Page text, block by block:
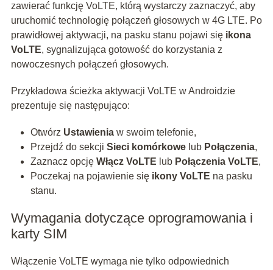
zawierać funkcję VoLTE, którą wystarczy zaznaczyć, aby
uruchomić technologię połączeń głosowych w 4G LTE. Po
prawidłowej aktywacji, na pasku stanu pojawi się ikona
VoLTE, sygnalizująca gotowość do korzystania z
nowoczesnych połączeń głosowych.
Przykładowa ścieżka aktywacji VoLTE w Androidzie
prezentuje się następująco:
Otwórz Ustawieniaw swoim telefonie,
Przejdź do sekcji Sieci komórkowelub Połączenia,
Zaznacz opcję Włącz VoLTE lub Połączenia VoLTE,
Poczekaj na pojawienie się ikony VoLTE na pasku
stanu.
Wymagania dotyczące oprogramowania i
karty SIM
Włączenie VoLTE wymaga nie tylko odpowiednich